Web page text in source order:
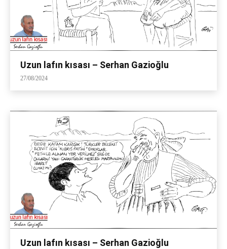
Uzun lafın kısası – Serhan Gazioğlu
27/08/2024
Uzun lafın kısası – Serhan Gazioğlu